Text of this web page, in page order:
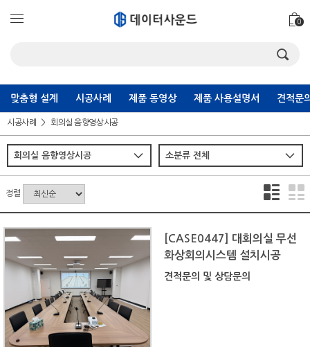
0
맞춤형 설계 시공사례 제품 동영상 제품 사용설명서 견적문
시공사례 회의실 음향영상시공
정렬
[CASE0447] 대회의실 무선
화상회의시스템 설치시공
견적문의 및 상담문의